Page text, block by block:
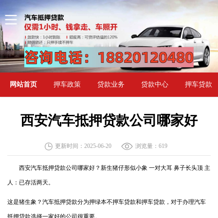
网站首页 押车政策 贷款业务 贷款中心 押车贷款
西安汽车抵押贷款公司哪家好
更新时间：2025-06-20 浏览量： 619
西安汽车抵押贷款公司哪家好？新生猪仔形似小象 一对大耳 鼻子长头顶 主
人：已存活两天。
这是猪生象？汽车抵押贷款分为押绿本不押车贷款和押车贷款，对于办理汽车